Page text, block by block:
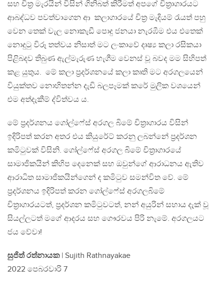
සහ චිත්‍ර මැරයින් විසින් ගිනිබත් කිරීමත් අපගේ චිත්‍රාගාරයට
ආබද්ධව පවත්වාගෙන ආ කලාගාරයේ චිත්‍ර මැදියම් රැයත් පහු
වෙන තෙක් වැල නොකැඩී පොදු ජනයා නැරඹීම එය එතෙක්
නොදුටු විරූ තත්වය නිසාත් මට ලංකාවේ දෘෂ්‍ය කලා රසිකයා
පිළිබදව තිබුණ ඇල්මැරුණ හැගීම වෙනස් වූ බවද මම සිහිපත්
කළ යුතුය. මේ කලා ප්‍රදර්ශනයේ කලා කෘති මට අරගලයෙන්
වියුක්තව නොහිතන්න දැඩි බලපෑමක් කරේ මුලික වශයෙන්
එම අත්දැකීම් ද්විත්වය ය.
මේ ප්‍රදර්ශනය ගෝල්ෆේස් අරගල බිමේ චිත්‍රාගාරය විසින්
ඉදිරිපත් කරන අතර එය කියුරේට් කරනු ලබන්නේ ප්‍රදර්ශන
කමිටුවක් විසිනි. ගෝල්ෆේස් අරගල බිමේ චිත්‍රාගාරයේ
සාමාජිකයින් කිහිප දෙනෙක් සහ ඔවුන්ගේ ආරාධනය ඇතිව
ආරාධිත සාමාජිකයින්ගෙන් ද කමිටුව සමන්විත වේ. මේ
ප්‍රදර්ශනය ඉදිරිපත් කරන ගෝල්ෆේස් අරගලබිමේ
චිත්‍රාගාරයටත්, ප්‍රදර්ශන කමිටුවටත්, නන් අයුරින් සහාය දැක් වූ
සියල්ලටත් මගේ ආදරය සහ ගෞරවය පිරි නැමේ. අරගලයට
ජය වේවා!
සුජිත් රත්නායක| Sujith Rathnayakae
2022 පෙබරවාරි 7